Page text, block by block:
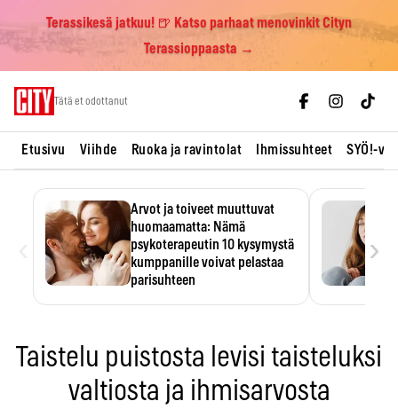
Terassikesä jatkuu! 🍺 Katso parhaat menovinkit Cityn
Terassioppaasta →
Tätä et odottanut
Etusivu Viihde Ruoka ja ravintolat Ihmissuhteet SYÖ!-
Arvot ja toiveet muuttuvat
huomaamatta: Nämä
psykoterapeutin 10 kysymystä
kumppanille voivat pelastaa
parisuhteen
›
Taistelu puistosta levisi taisteluksi
valtiosta ja ihmisarvosta